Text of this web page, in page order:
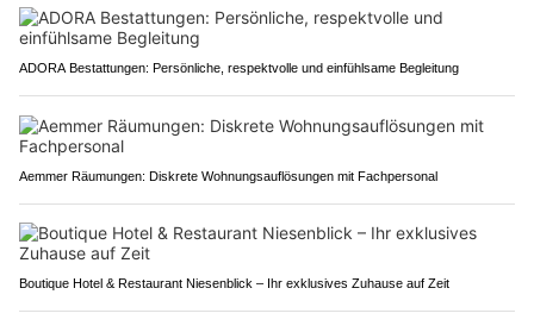
ADORA Bestattungen: Persönliche, respektvolle und einfühlsame Begleitung
Aemmer Räumungen: Diskrete Wohnungsauflösungen mit Fachpersonal
Boutique Hotel & Restaurant Niesenblick – Ihr exklusives Zuhause auf Zeit